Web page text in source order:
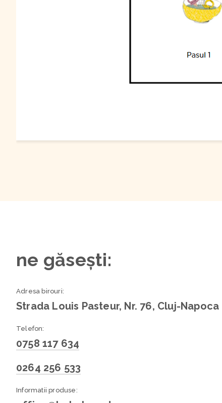
ne găsești:
Adresa birouri:
Strada Louis Pasteur, Nr. 76, Cluj-Napoca
Telefon:
0758 117 634
0264 256 533
Informatii produse: